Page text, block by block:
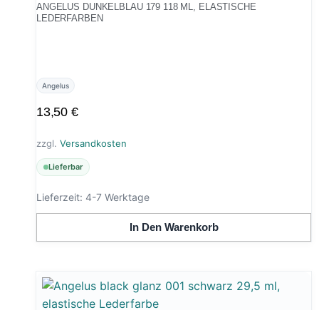
ANGELUS DUNKELBLAU 179 118 ML, ELASTISCHE
LEDERFARBEN
Angelus
13,50 €
zzgl. Versandkosten
Lieferbar
Lieferzeit: 4-7 Werktage
In Den Warenkorb